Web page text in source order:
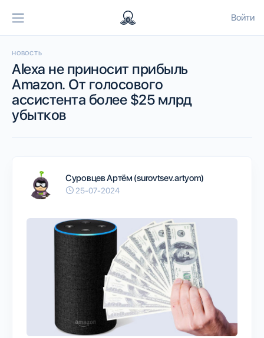
Войти
НОВОСТЬ
Alexa не приносит прибыль
Amazon. От голосового
ассистента более $25 млрд
убытков
Суровцев Артём (surovtsev.artyom)
25-07-2024